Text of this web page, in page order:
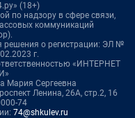
(18+)
по надзору в сфере связи,
коммуникаций
решения о регистрации: ЭЛ №
г.
«ИНТЕРНЕТ
Мария Сергеевна
Ленина, 26А, стр.2, 16
74
74@shkulev.ru